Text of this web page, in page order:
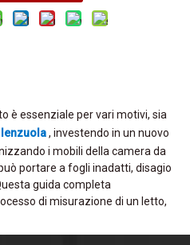
è essenziale per vari motivi, sia
lenzuola, investendo in un nuovo
i mobili della camera da
portare a fogli inadatti, disagio
guida completa
di misurazione di un letto,
è possibile prendere